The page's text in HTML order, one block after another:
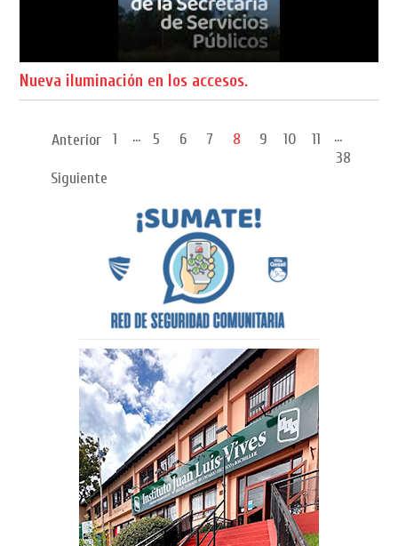
Nueva iluminación en los accesos.
Anterior 1 ... 5 6 7 8 9 10 11
...
38
Siguiente